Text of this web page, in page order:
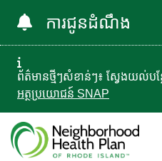
ការជូនដំណឹង
ព័ត៌មានថ្មីៗសំខាន់ៗ៖ ស្វែងយល់បន្
អត្ថប្រយោជន៍ SNAP